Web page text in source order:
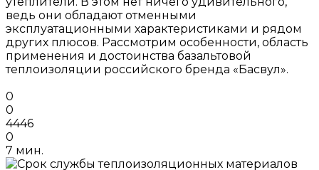
ведь они обладают отменными
эксплуатационными характеристиками и рядом
других плюсов. Рассмотрим особенности, область
применения и достоинства базальтовой
теплоизоляции российского бренда «Басвул».
0
0
4446
0
7 мин.